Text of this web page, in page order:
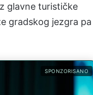
glavne turističke
gradskog jezgra pa
SPONZORISANO